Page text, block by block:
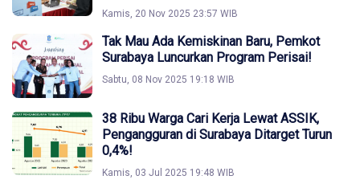
Kamis, 20 Nov 2025 23:57 WIB
Tak Mau Ada Kemiskinan Baru, Pemkot
Surabaya Luncurkan Program Perisai!
Sabtu, 08 Nov 2025 19:18 WIB
38 Ribu Warga Cari Kerja Lewat ASSIK,
Pengangguran di Surabaya Ditarget Turun
0,4%!
Kamis, 03 Jul 2025 19:48 WIB